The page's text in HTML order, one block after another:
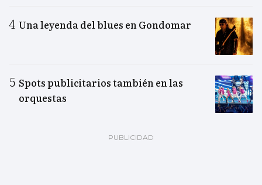
Una leyenda del blues en Gondomar
Spots publicitarios también en las
orquestas